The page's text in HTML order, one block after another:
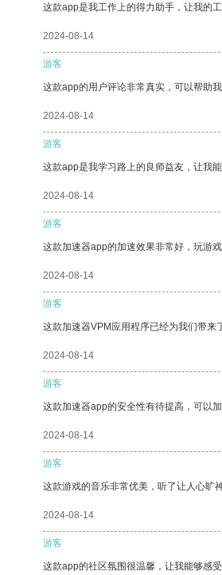
这款app是我工作上的得力助手，让我的
2024-08-14
游客
这款app的用户评论非常真实，可以帮助我
2024-08-14
游客
这款app是我学习路上的良师益友，让我
2024-08-14
游客
这款加速器app的加速效果非常好，玩游
2024-08-14
游客
这款加速器VPM应用程序已经为我们带来
2024-08-14
游客
这款加速器app的安全性有待提高，可以
2024-08-14
游客
这款游戏的音乐非常优美，听了让人心旷神
2024-08-14
游客
这款app的社区氛围很温馨，让我能够感受